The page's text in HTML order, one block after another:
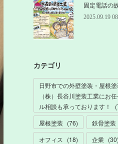
固定電話の
2025.09.19
カテゴリ
日野市での外壁塗装・屋根
（株）長谷川塗装工業にお
ル相談も承っております！
(
屋根塗装 (76) 鉄骨塗装
オフィス
(18) 企業 (30)